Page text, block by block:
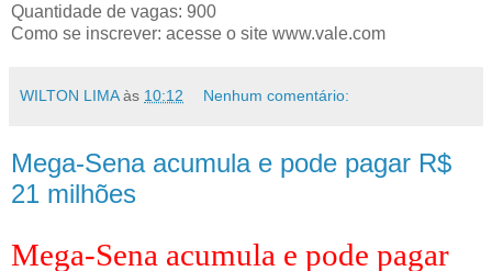
Quantidade de vagas: 900
Como se inscrever: acesse o site www.vale.com
WILTON LIMA às 10:12 Nenhum comentário:
Mega-Sena acumula e pode pagar R$
21 milhões
Mega-Sena acumula e pode pagar